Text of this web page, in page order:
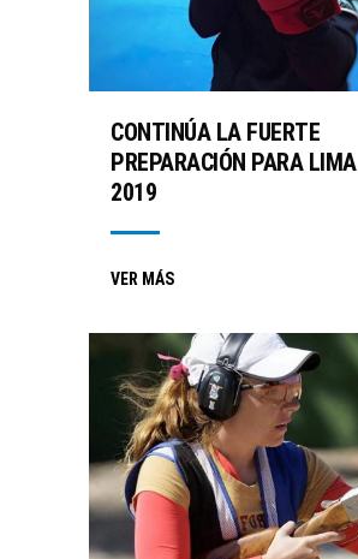
CONTINÚA LA FUERTE
PREPARACIÓN PARA LIMA
2019
VER MÁS